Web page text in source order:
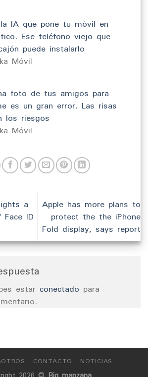
IA que pone tu móvil en
Ese teléfono viejo que
puede instalarlo
Móvil
foto de tus amigos para
es un gran error. Las risas
los riesgos
Móvil
a
ID
Apple has more plans to
protect the the iPhone
Fold display, says report
estar conectado para
CONTACTO NOTICIAS